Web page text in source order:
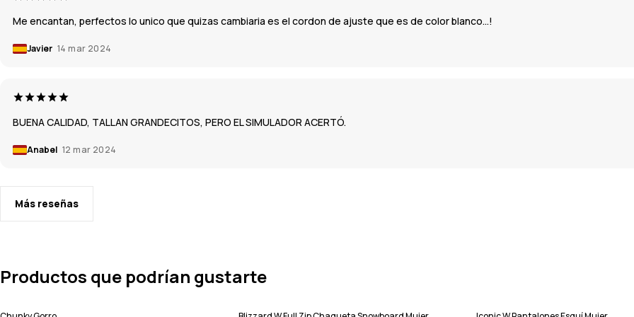
Me encantan, perfectos lo unico que quizas cambiaria es el cordon de ajuste que es de color blanco...!
Javier 14 mar 2024
BUENA CALIDAD, TALLAN GRANDECITOS, PERO EL SIMULADOR ACERTÓ.
Anabel 12 mar 2024
Más reseñas
Productos que podrían gustarte